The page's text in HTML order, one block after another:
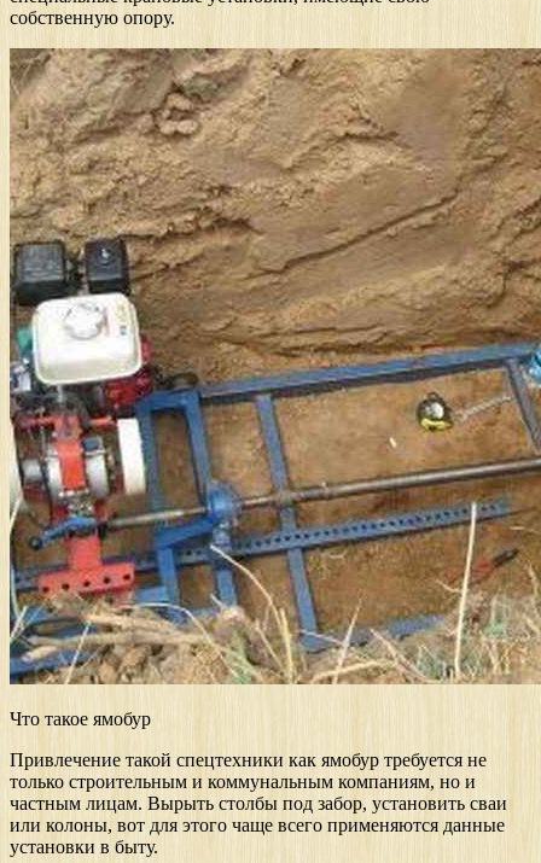
собственную опору.
Что такое ямобур
Привлечение такой спецтехники как ямобур требуется не
только строительным и коммунальным компаниям, но и
частным лицам. Вырыть столбы под забор, установить сваи
или колоны, вот для этого чаще всего применяются данные
установки в быту.